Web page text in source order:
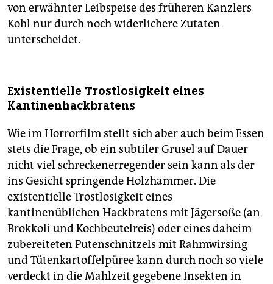
von erwähnter Leibspeise des früheren Kanzlers
Kohl nur durch noch widerlichere Zutaten
unterscheidet.
Existentielle Trostlosigkeit eines
Kantinenhackbratens
Wie im Horrorfilm stellt sich aber auch beim Essen
stets die Frage, ob ein subtiler Grusel auf Dauer
nicht viel schreckenerregender sein kann als der
ins Gesicht springende Holzhammer. Die
existentielle Trostlosigkeit eines
kantinenüblichen Hackbratens mit Jägersoße (an
Brokkoli und Kochbeutelreis) oder eines daheim
zubereiteten Putenschnitzels mit Rahmwirsing
und Tütenkartoffelpüree kann durch noch so viele
verdeckt in die Mahlzeit gegebene Insekten in